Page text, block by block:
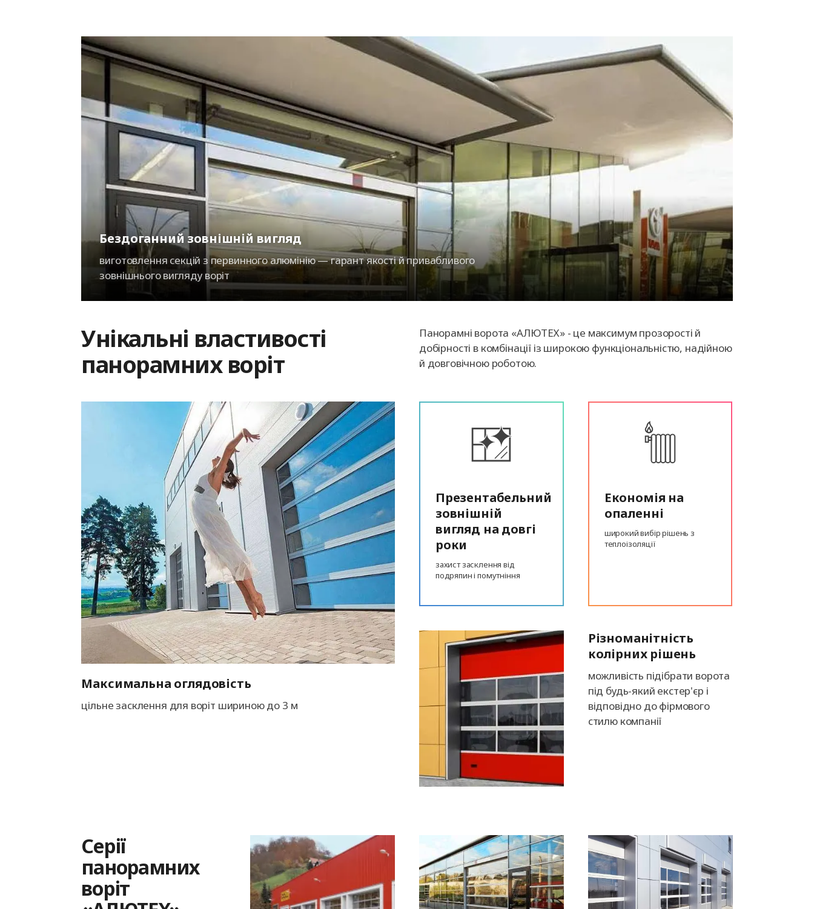
Бездоганний зовнішній вигляд
виготовлення секцій з первинного алюмінію — гарант якості й привабливого
зовнішнього вигляду воріт
Унікальні властивості
панорамних воріт
Панорамні ворота «АЛЮТЕХ» - це максимум прозорості й
добірності в комбінації із широкою функціональністю, надійною
й довговічною роботою.
Максимальна оглядовість
цільне засклення для воріт шириною до 3 м
Презентабельний
зовнішній
вигляд на довгі
роки
захист засклення від
подряпин і помутніння
Економія на
опаленні
широкий вибір рішень з
теплоізоляції
Різноманітність
колірних рішень
можливість підібрати ворота
під будь-який екстер'єр і
відповідно до фірмового
стилю компанії
Серії
панорамних
воріт